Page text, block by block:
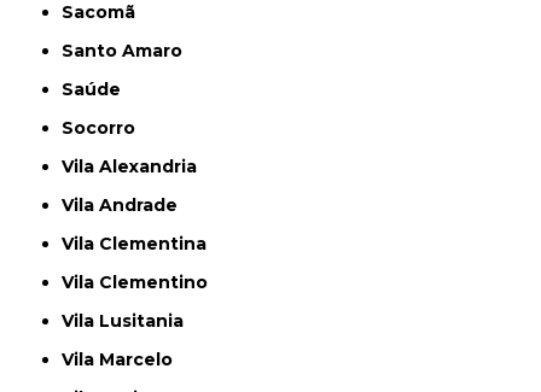
Sacomã
Santo Amaro
Saúde
Socorro
Vila Alexandria
Vila Andrade
Vila Clementina
Vila Clementino
Vila Lusitania
Vila Marcelo